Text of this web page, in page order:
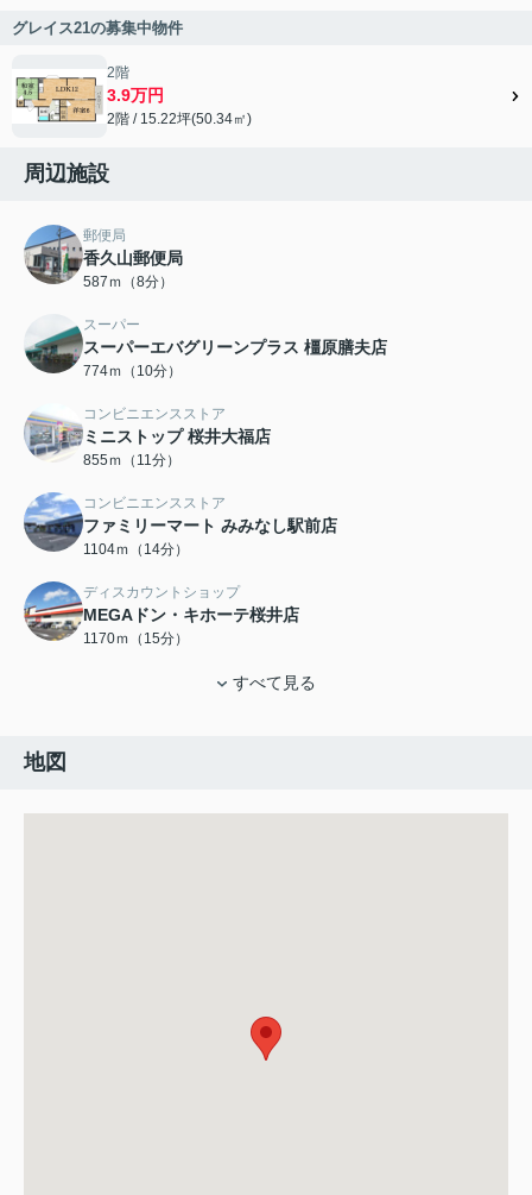
グレイス21の募集中物件
2階
3.9万円
2階 / 15.22坪(50.34㎡)
周辺施設
郵便局
香久山郵便局
587ｍ（8分）
スーパー
スーパーエバグリーンプラス 橿原膳夫店
774ｍ（10分）
コンビニエンスストア
ミニストップ 桜井大福店
855ｍ（11分）
コンビニエンスストア
ファミリーマート みみなし駅前店
1104ｍ（14分）
ディスカウントショップ
MEGAドン・キホーテ桜井店
1170ｍ（15分）
すべて見る
地図